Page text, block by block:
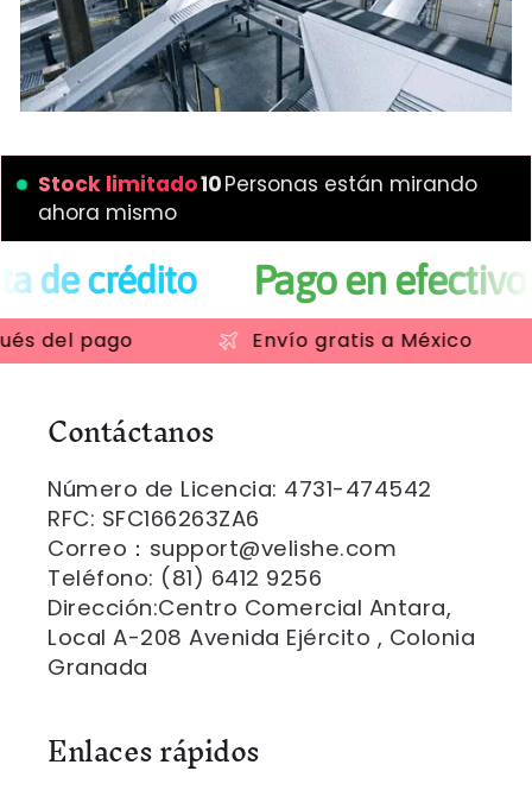
Stock limitado13Personas están mirando
ahora mismo
Pago en efectivo en OXXO
pago Envío gratis a México
Contáctanos
Número de Licencia: 4731-474542
RFC: SFC166263ZA6
Correo：support@velishe.com
Teléfono: (81) 6412 9256
Dirección:Centro Comercial Antara,
Local A-208 Avenida Ejército , Colonia
Granada
Enlaces rápidos